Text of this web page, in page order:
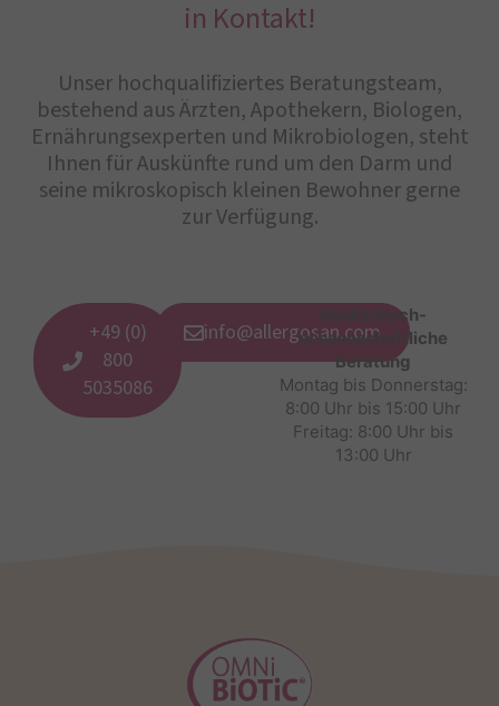
in Kontakt!
Unser hochqualifiziertes Beratungsteam,
bestehend aus Ärzten, Apothekern, Biologen,
Ernährungsexperten und Mikrobiologen, steht
Ihnen für Auskünfte rund um den Darm und
seine mikroskopisch kleinen Bewohner gerne
zur Verfügung.
+49 (0)
800
5035086
info@allergosan.com
Medizinisch-
wissenschaftliche
Beratung
Montag bis Donnerstag:
8:00 Uhr bis 15:00 Uhr
Freitag: 8:00 Uhr bis
13:00 Uhr